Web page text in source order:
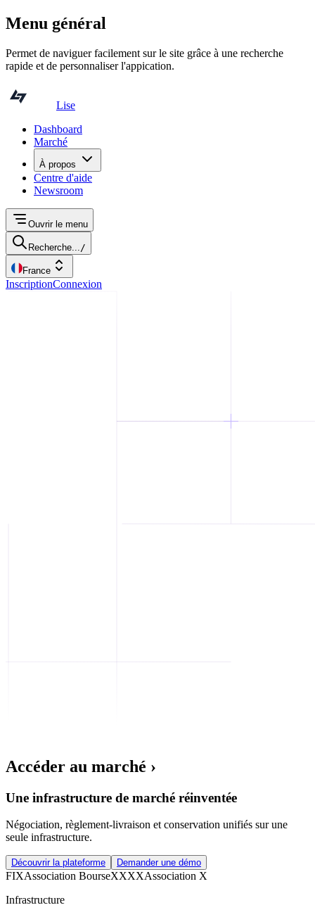
Menu général
Permet de naviguer facilement sur le site grâce à une recherche
rapide et de personnaliser l'appication.
Lise
Dashboard
Marché
À propos
Centre d'aide
Newsroom
Ouvrir le menu
Recherche... /
France
InscriptionConnexion
Accéder au marché ›
Une infrastructure de marché réinventée
Négociation, règlement-livraison et conservation unifiés sur une
seule infrastructure.
Découvrir la plateforme Demander une démo
FIXAssociation BourseXXXXAssociation X
Infrastructure